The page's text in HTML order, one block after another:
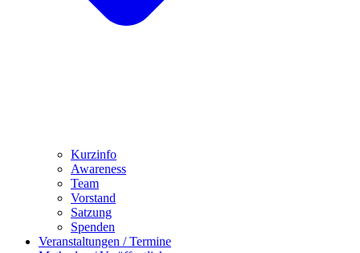
Kurzinfo
Awareness
Team
Vorstand
Satzung
Spenden
Veranstaltungen / Termine